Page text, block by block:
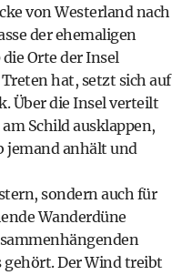
von Westerland nach
der ehemaligen
Orte der Insel
hat, setzt sich auf
Über die Insel verteilt
Schild ausklappen,
jemand anhält und
sondern auch für
Wanderdüne
gehört. Der Wind treibt